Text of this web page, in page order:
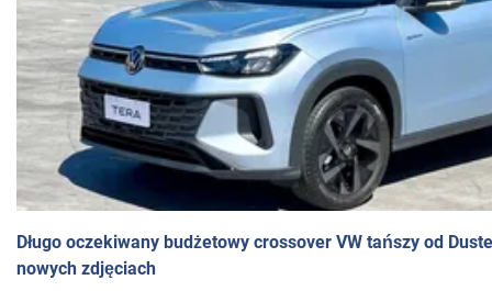
Długo oczekiwany budżetowy crossover VW tańszy od
nowych zdjęciach